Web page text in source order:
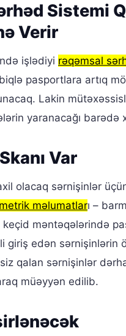
Sistemi
Verir
işlədiyi rəqəmsal
pasportlara artıq
Lakin
yaranacağı barədə
Var
olacaq sərnişinlər
məlumatları –
məntəqələrində
edən sərnişinlərin
qalan sərnişinlər
müəyyən edilib.